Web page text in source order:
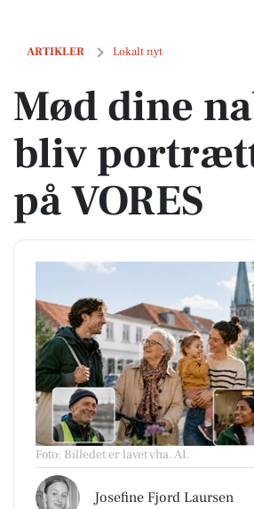
ARTIKLER Lokalt nyt
Mød dine naboer - bliv portrætteret på
Mød dine
bliv
på VORES
Foto: Billedet er lavet vha. AI.
Josefine Fjord Laursen